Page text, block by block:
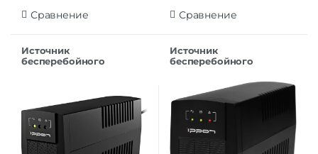
Сравнение Сравнение
Источник
бесперебойного
Источник
бесперебойного